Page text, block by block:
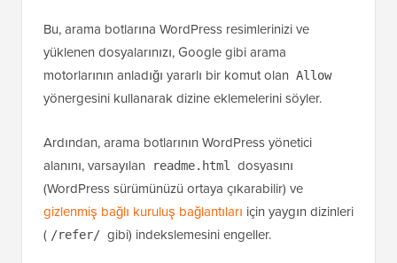
https://www.example.com/page-
sitemap.xml
yüklenen dosyalarınızı, Google gibi arama
motorlarının anladığı yararlı bir komut olan
yönergesini kullanarak dizine eklemelerini söyler.
Ardından, arama botlarının WordPress yönetici